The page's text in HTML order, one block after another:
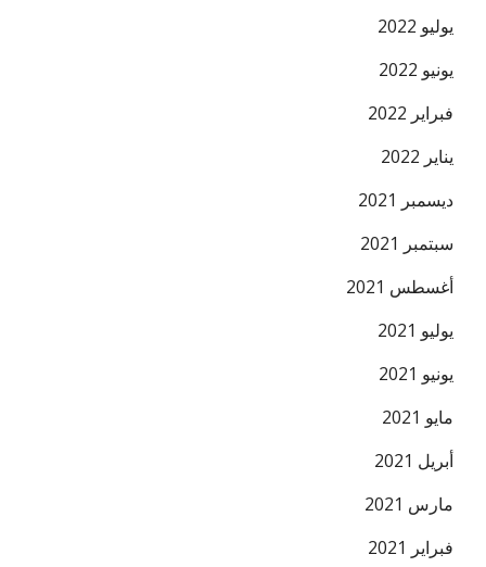
يوليو 2022
يونيو 2022
فبراير 2022
يناير 2022
ديسمبر 2021
سبتمبر 2021
أغسطس 2021
يوليو 2021
يونيو 2021
مايو 2021
أبريل 2021
مارس 2021
فبراير 2021